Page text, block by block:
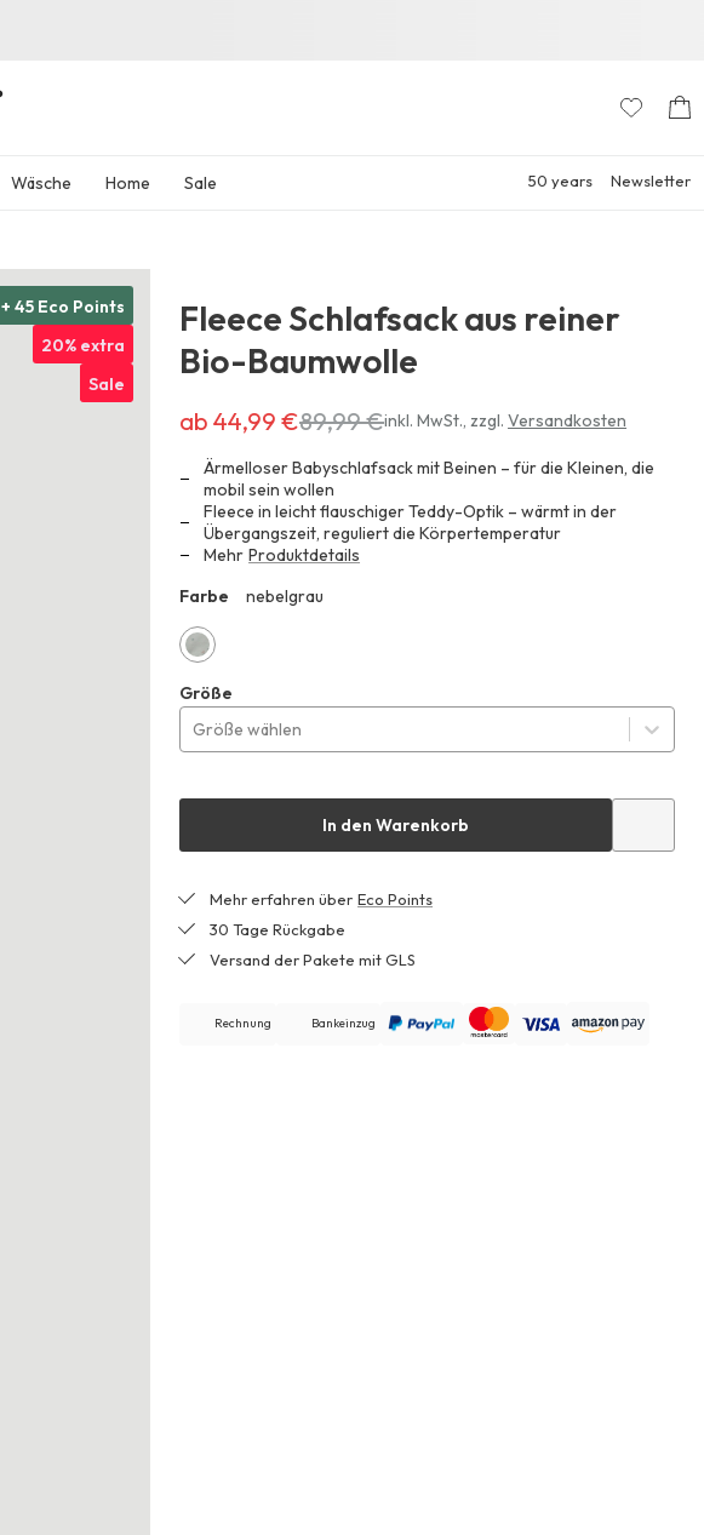
Wäsche Home Sale 50 years Newsletter
+ 45 Eco Points
20% extra
Sale
Fleece Schlafsack aus reiner
Bio-Baumwolle
Erhältlich
44,99 €
anstatt
89,99 €
ab 44,99 €89,99 €inkl. MwSt.,zzgl. Versandkosten
Ärmelloser Babyschlafsack mit Beinen – für die Kleinen, die
mobil sein wollen
Fleece in leicht flauschiger Teddy-Optik – wärmt in der
Übergangszeit, reguliert die Körpertemperatur
Mehr Produktdetails
Farbe
nebelgrau
Größe
Größe wählen
In den Warenkorb
Mehr erfahren über Eco Points
30 Tage Rückgabe
Versand der Pakete mit GLS
Rechnung Bankeinzug